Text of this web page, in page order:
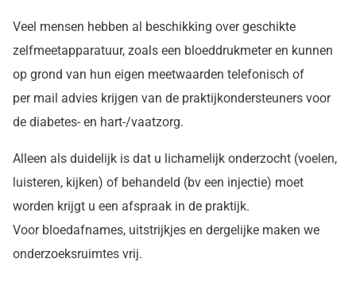
Veel mensen hebben al beschikking over geschikte
zelfmeetapparatuur, zoals een bloeddrukmeter en kunnen
op grond van hun eigen meetwaarden telefonisch of
per mail advies krijgen van de praktijkondersteuners voor
de diabetes- en hart-/vaatzorg.
Alleen als duidelijk is dat u lichamelijk onderzocht (voelen,
luisteren, kijken) of behandeld (bv een injectie) moet
worden krijgt u een afspraak in de praktijk.
Voor bloedafnames, uitstrijkjes en dergelijke maken we
onderzoeksruimtes vrij.